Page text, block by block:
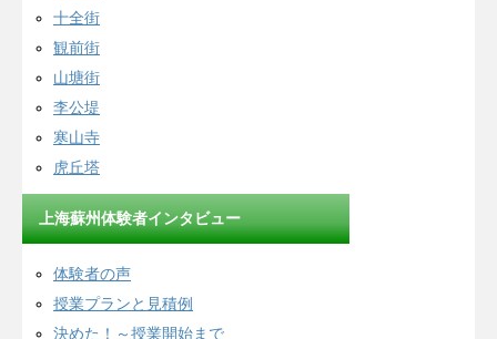
十全街
観前街
山塘街
李公堤
寒山寺
虎丘塔
上海蘇州体験者インタビュー
体験者の声
授業プランと見積例
決めた！～授業開始まで